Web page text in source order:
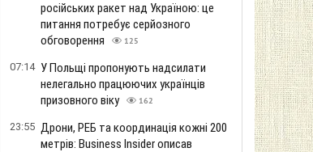
російських ракет над Україною: це
питання потребує серйозного
обговорення
125
07:14 У Польщі пропонують надсилати
нелегально працюючих українців
призовного віку
162
23:55 Дрони, РЕБ та координація кожні 200
метрів: Business Insider описав